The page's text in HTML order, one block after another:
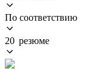
По соответствию
20 резюме